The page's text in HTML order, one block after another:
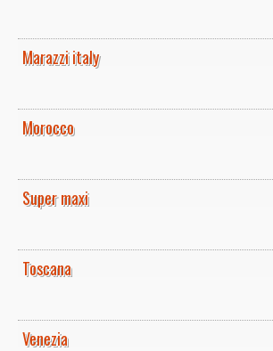
Marazzi italy
Morocco
Super maxi
Toscana
Venezia